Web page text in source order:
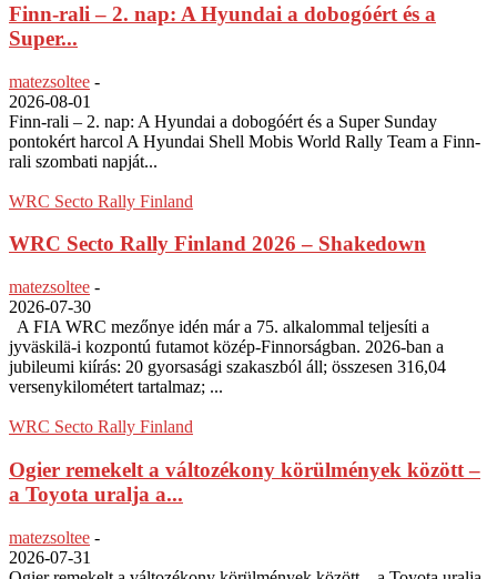
Finn-rali – 2. nap: A Hyundai a dobogóért és a
Super...
matezsoltee -
2026-08-01
Finn-rali – 2. nap: A Hyundai a dobogóért és a Super Sunday
pontokért harcol A Hyundai Shell Mobis World Rally Team a Finn-
rali szombati napját...
WRC Secto Rally Finland
WRC Secto Rally Finland 2026 – Shakedown
matezsoltee -
2026-07-30
A FIA WRC mezőnye idén már a 75. alkalommal teljesíti a
jyväskilä-i kozpontú futamot közép-Finnorságban. 2026-ban a
jubileumi kiírás: 20 gyorsasági szakaszból áll; összesen 316,04
versenykilométert tartalmaz; ...
WRC Secto Rally Finland
Ogier remekelt a változékony körülmények között –
a Toyota uralja a...
matezsoltee -
2026-07-31